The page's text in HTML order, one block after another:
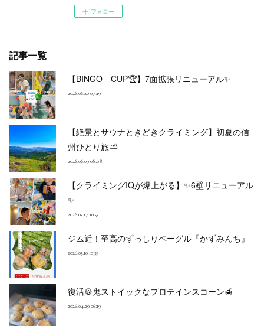
フォロー
記事一覧
【BINGO CUP🏆】7面拡張リニューアル✨
2026.06.20 07:19
【絶景とサウナときどきクライミング】初夏の信
州ひとり旅⛅
2026.06.09 08:08
【クライミングIQが爆上がる】✨6壁リニューアル
✨
2026.05.17 10:55
ジム近！至高のずっしりベーグル『かずみんち』
2026.05.10 10:39
復活🍪鬼ストイックなプロテインスコーン🍯
2026.04.29 06:19